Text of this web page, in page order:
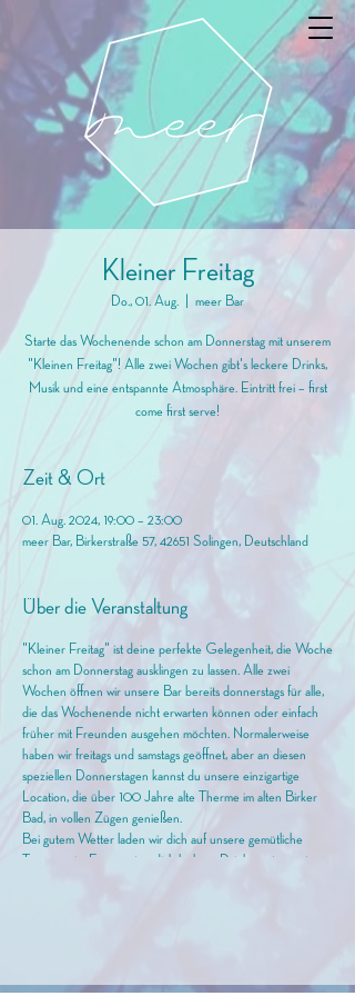
Kleiner Freitag
Do., 01. Aug. meer Bar
Starte das Wochenende schon am Donnerstag mit unserem
"Kleinen Freitag"! Alle zwei Wochen gibt's leckere Drinks,
Musik und eine entspannte Atmosphäre. Eintritt frei – first
come first serve!
Zeit & Ort
01. Aug. 2024, 19:00 – 23:00
meer Bar, Birkerstraße 57, 42651 Solingen, Deutschland
Über die Veranstaltung
"Kleiner Freitag" ist deine perfekte Gelegenheit, die Woche
schon am Donnerstag ausklingen zu lassen. Alle zwei
Wochen öffnen wir unsere Bar bereits donnerstags für alle,
die das Wochenende nicht erwarten können oder einfach
früher mit Freunden ausgehen möchten. Normalerweise
haben wir freitags und samstags geöffnet, aber an diesen
speziellen Donnerstagen kannst du unsere einzigartige
Location, die über 100 Jahre alte Therme im alten Birker
Bad, in vollen Zügen genießen.
Bei gutem Wetter laden wir dich auf unsere gemütliche
Terrasse ein. Es erwarten dich leckere Drinks, entspannte
"Kleinen Freitag" zu deinem neuen Lieblingsabend und